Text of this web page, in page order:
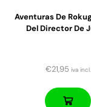
Aventuras De
Del Director De
€21,95 iva incl.